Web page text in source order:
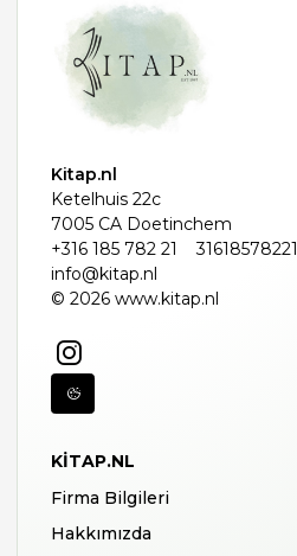
Kitap.nl
Ketelhuis 22c
7005 CA Doetinchem
+316 185 782 21
31618578221
info@kitap.nl
© 2026 www.kitap.nl
KITAP.NL
Firma Bilgileri
Hakkımızda